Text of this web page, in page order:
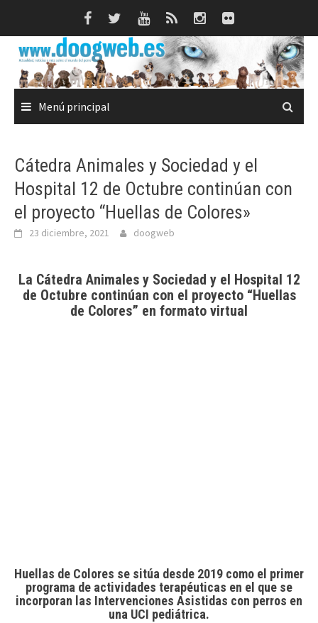
Menú principal
Cátedra Animales y Sociedad y el
Hospital 12 de Octubre continúan con
el proyecto “Huellas de Colores»
23 diciembre, 2021 doogweb
La Cátedra Animales y Sociedad y el Hospital 12
de Octubre continúan con el proyecto “Huellas
de Colores” en formato virtual
Huellas de Colores se sitúa desde 2019 como el primer
programa de actividades terapéuticas en el que se
incorporan las Intervenciones Asistidas con perros en
una UCI pediátrica.